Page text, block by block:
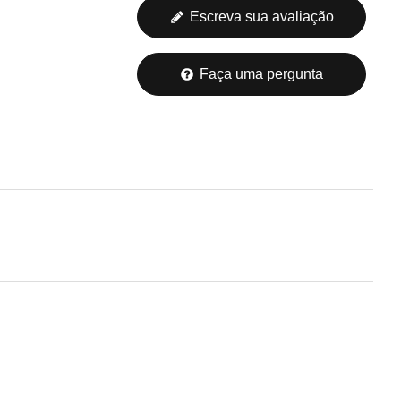
Escreva sua avaliação
Faça uma pergunta